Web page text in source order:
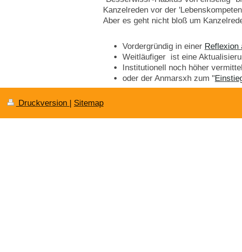
Kanzelreden vor der
Aber es geht nicht bloß um
Vordergründig in einer Reflexion
Weitläufiger ist eine
Institutionell noch höher
oder der Anmarsxh zum "
Druckversion Sitemap